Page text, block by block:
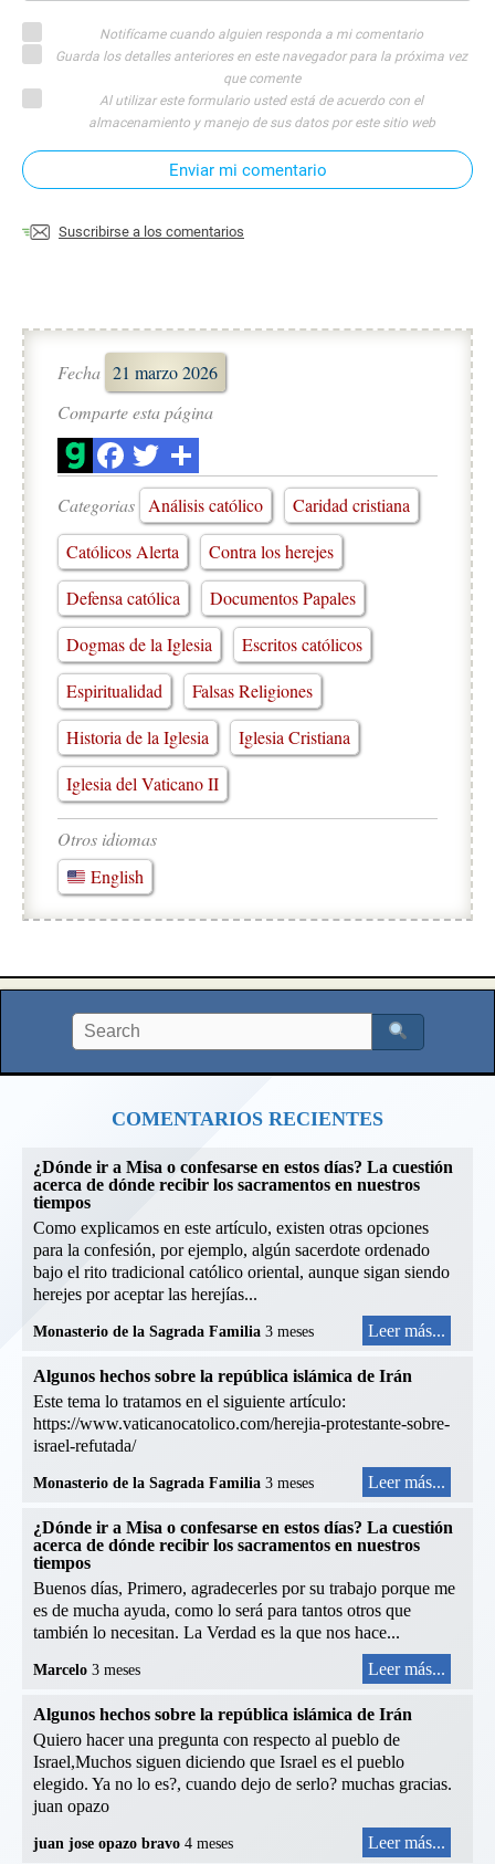
Notifícame cuando alguien responda a mi comentario
Guarda los detalles anteriores en este navegador para la próxima vez
que comente
Al utilizar este formulario usted está de acuerdo con el
almacenamiento y manejo de sus datos por este sitio web
Enviar mi comentario
Suscribirse a los comentarios
Fecha 21 marzo 2026
Comparte esta página
Categorias Análisis católico
Caridad cristiana
Católicos Alerta
Contra los herejes
Defensa católica
Documentos Papales
Dogmas de la Iglesia
Escritos católicos
Espiritualidad
Falsas Religiones
Historia de la Iglesia
Iglesia Cristiana
Iglesia del Vaticano II
Otros idiomas
English
COMENTARIOS RECIENTES
¿Dónde ir a Misa o confesarse en estos días? La cuestión
acerca de dónde recibir los sacramentos en nuestros
tiempos
Como explicamos en este artículo, existen otras opciones
para la confesión, por ejemplo, algún sacerdote ordenado
bajo el rito tradicional católico oriental, aunque sigan siendo
herejes por aceptar las herejías...
Monasterio de la Sagrada Familia 3 meses Leer más...
Algunos hechos sobre la república islámica de Irán
Este tema lo tratamos en el siguiente artículo:
https://www.vaticanocatolico.com/herejia-protestante-sobre-
israel-refutada/
Monasterio de la Sagrada Familia 3 meses Leer más...
¿Dónde ir a Misa o confesarse en estos días? La cuestión
acerca de dónde recibir los sacramentos en nuestros
tiempos
Buenos días, Primero, agradecerles por su trabajo porque me
es de mucha ayuda, como lo será para tantos otros que
también lo necesitan. La Verdad es la que nos hace...
Marcelo 3 meses Leer más...
Algunos hechos sobre la república islámica de Irán
Quiero hacer una pregunta con respecto al pueblo de
Israel,Muchos siguen diciendo que Israel es el pueblo
elegido. Ya no lo es?, cuando dejo de serlo? muchas gracias.
juan opazo
juan jose opazo bravo 4 meses Leer más...